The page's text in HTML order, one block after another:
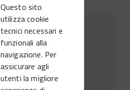
Questo sito
utilizza cookie
tecnici necessari e
funzionali alla
navigazione. Per
assicurare agli
utenti la migliore